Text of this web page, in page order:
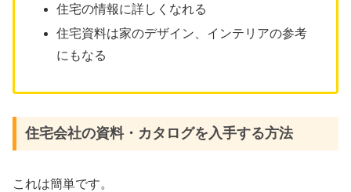
住宅の情報に詳しくなれる
住宅資料は家のデザイン、インテリアの参考
にもなる
住宅会社の資料・カタログを入手する方法
これは簡単です。